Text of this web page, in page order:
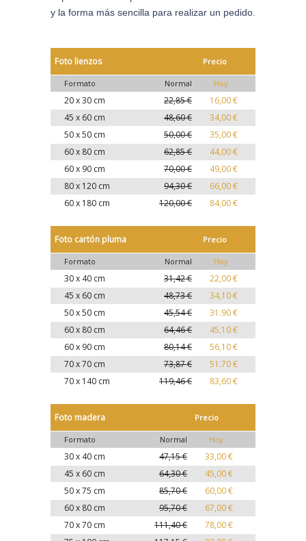
y la forma más sencilla para realizar un pedido.
Foto lienzos Precio
Formato Normal Hoy
20 x 30 cm 22,85 €
16,00 €
45 x 60 cm
48,60 €
34,00 €
50 x 50 cm
50,00 €
35,00 €
60 x 80 cm
62,85 €
44,00 €
60 x 90 cm
70,00 €
49,00 €
80 x 120 cm
94,30 €
66,00 €
60 x 180 cm
120,00 € 84,00 €
Foto cartón pluma Precio
Formato Normal Hoy
30 x 40 cm 31,42 €
22,00 €
45 x 60 cm
48,73 €
34,10 €
50 x 50 cm
45,54 €
31.90 €
60 x 80 cm
64,46 €
45,10 €
60 x 90 cm
80,14 €
56,10 €
70 x 70 cm
73,87 €
51.70 €
70 x 140 cm
119,46 € 83,60 €
Foto madera Precio
Formato Normal Hoy
30 x 40 cm 47,15 €
33,00 €
45 x 60 cm
64,30 €
45,00 €
50 x 75 cm
85,70 €
60,00 €
60 x 80 cm
95,70 €
67,00 €
70 x 70 cm
111,40 €
78,00 €